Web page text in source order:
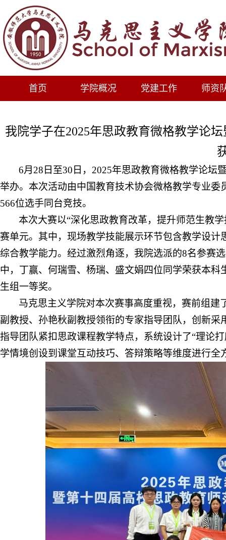
首页 学院概况 党建工作 师资
我院学子在2025年思政教育微格教学论
6月28日至30日，2025年思政教育微格教学论坛
举办。本次活动由中国教育技术协会微格教学专业
566位选手同台竞技。
本次大赛以“深化思政教育改革，提升师范生教
赛单元。 其中，现场教学技能展示环节包含教学设计
综合教学能力。经过激烈角逐，我院选派的8名参赛
中，丁赢、 何瑞雪、 杨瑞、盛文娟四位同学荣获本科
生组一等奖。
马克思主义学院对本次赛事高度重视，赛前组建
副教授、孙艳秋副教授领衔的专家指导团队，创新
指导团队紧扣思政课程教学特点，系统设计了“理论
学情境创设到课堂互动技巧、答辩策略等维度进行